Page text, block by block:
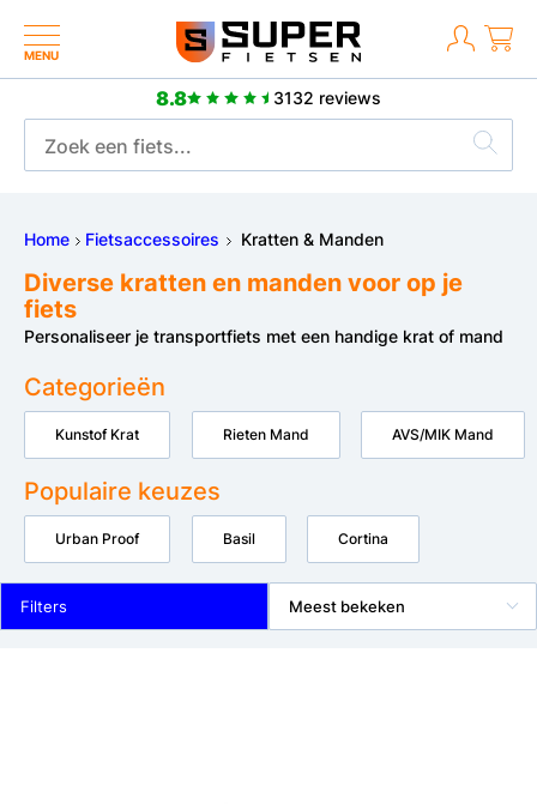
MENU
8.8 3132 reviews
Home Fietsaccessoires Kratten & Manden
Diverse kratten en manden voor op je
fiets
Personaliseer je transportfiets met een handige krat of mand
Categorieën
Kunstof Krat Rieten Mand AVS/MIK Mand
Populaire keuzes
Urban Proof Basil Cortina
Filters Meest bekeken